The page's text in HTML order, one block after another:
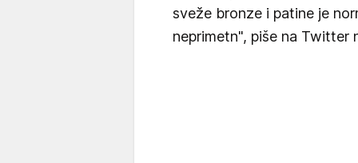
sveže bronze i patine je
neprimetn", piše na Twitter